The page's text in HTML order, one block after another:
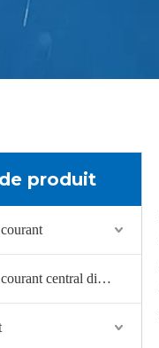
produit
Transformateur de courant central divisé